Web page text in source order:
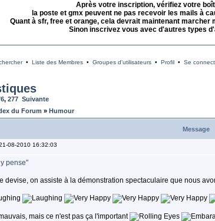
Après votre inscription, vérifiez votre
la poste et gmx peuvent ne pas recevoir les mails à
Quant à sfr, free et orange, cela devrait maintenant marcher
Sinon inscrivez vous avec d'autres types
• Liste des Membres• Groupes d'utilisateurs• Profil• Se
, 277 Suivante
du Forum » Humour
Message
08-2010 16:32:03
pense"
devise, on assiste à la démonstration spectaculaire que nous
mais ce n'est pas ça l'important